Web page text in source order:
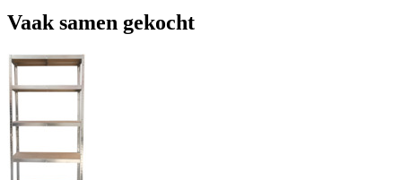
Vaak samen gekocht